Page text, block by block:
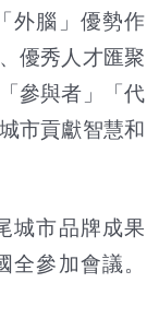
外腦」優勢作
優秀人才匯聚
參與者」「代
市貢獻智慧和
城市品牌成果
參加會議。